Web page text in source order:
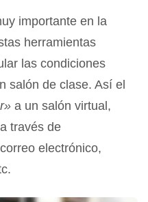
importante en la
herramientas
las condiciones
salón de clase. Así el
a un salón virtual,
través de
electrónico,